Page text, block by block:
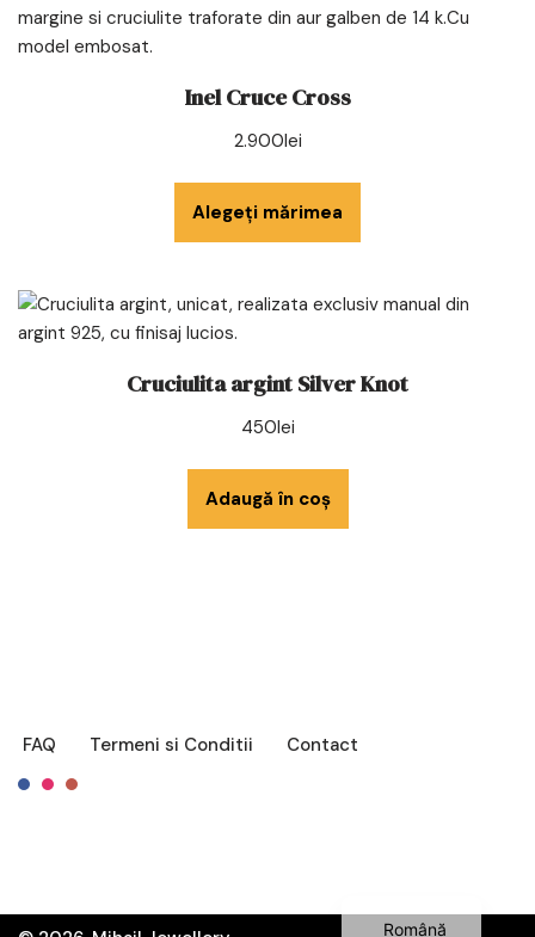
Inel Cruce Cross
2.900lei
Alegeți mărimea
Cruciulita argint Silver Knot
450lei
Adaugă în coș
FAQ Termeni si Conditii Contact
Română